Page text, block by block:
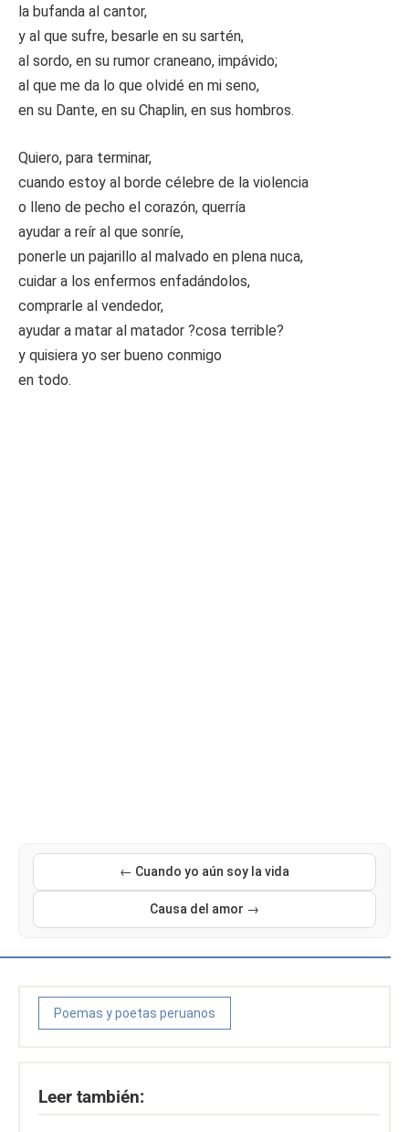
la bufanda al cantor,
y al que sufre, besarle en su sartén,
al sordo, en su rumor craneano, impávido;
al que me da lo que olvidé en mi seno,
en su Dante, en su Chaplin, en sus hombros.
Quiero, para terminar,
cuando estoy al borde célebre de la violencia
o lleno de pecho el corazón, querría
ayudar a reír al que sonríe,
ponerle un pajarillo al malvado en plena nuca,
cuidar a los enfermos enfadándolos,
comprarle al vendedor,
ayudar a matar al matador ?cosa terrible?
y quisiera yo ser bueno conmigo
en todo.
← Cuando yo aún soy la vida
Causa del amor →
Poemas y poetas peruanos
Leer también: